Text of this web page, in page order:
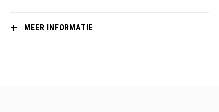
MEER INFORMATIE